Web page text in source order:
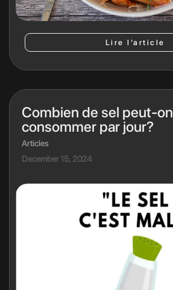
Lire l’article
Combien de sel peut-on
consommer par jour?
Articles
December 15, 2024